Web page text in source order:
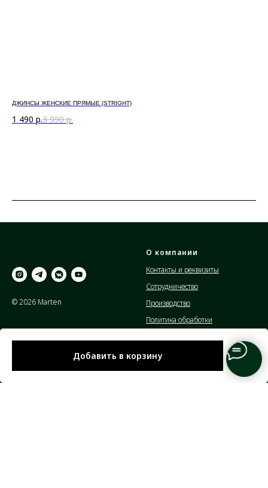
Добавить в корзину
ДЖИНСЫ ЖЕНСКИЕ ПРЯМЫЕ (STRIGHT)
1 490 р.3 990 р.
© 2026 Marten
О компании
Контакты и реквизиты
Сотрудничество
Производство
Политика обработки
персональных данных
Полезная информация
Помощь